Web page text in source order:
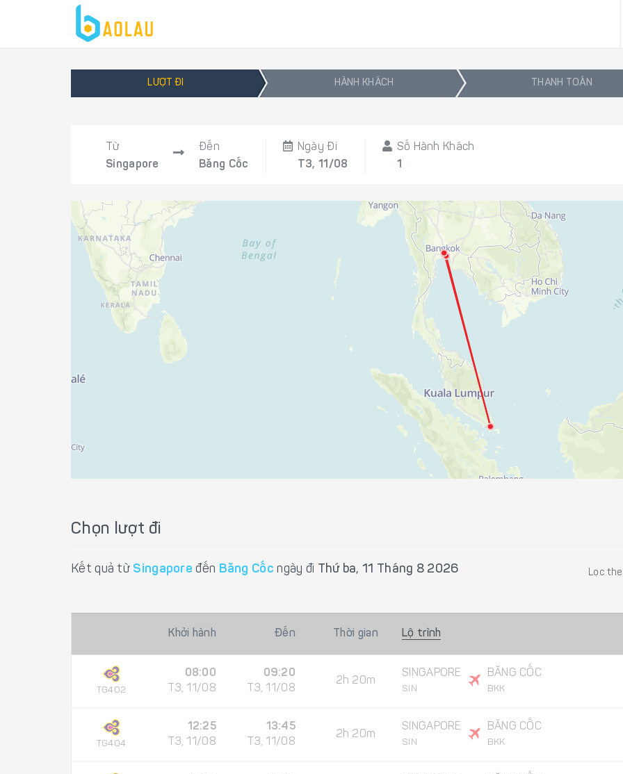
LƯỢT ĐI HÀNH KHÁCH THANH TOÁN
Từ
Singapore
Đến
Băng Cốc
Ngày Đi
T3, 11/08
Số Hành Khách
1
Chọn lượt đi
Kết quả từ Singapore đến Băng Cốc ngày đi Thứ ba, 11 Tháng 8 2026 Lọc
Khởi hành Đến Thời gian Lộ trình
TG402
08:00
T3, 11/08
09:20
T3, 11/08
2h 20m
SINGAPORE
SIN
BĂNG CỐC
BKK
TG404
12:25
T3, 11/08
13:45
T3, 11/08
2h 20m
SINGAPORE
SIN
BĂNG CỐC
BKK